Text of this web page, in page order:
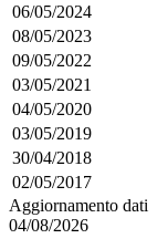
06/05/2024
08/05/2023
09/05/2022
03/05/2021
04/05/2020
03/05/2019
30/04/2018
02/05/2017
Aggiornamento dati
04/08/2026